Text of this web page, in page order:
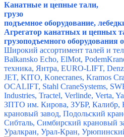
Канатные и цепные тали,
грузо
подъемное оборудование,
Агрегатор канатных и цепных
грузоподъемного оборудования
Широкий ассортимент талей и
Balkansko Echo, ElMot,
техника, Янтра, EURO-LIFT,
JET, KITO, Konecranes, Kramos
OCALIFT, Stahl CraneSystems,
Industries, Tractel, Verlinde, Verta,
ЗПТО им. Кирова, ЗУБР, Калибр,
крановый завод, Подольский
Сибталь, Симбирский крановый
Уралкран, Урал-Кран,